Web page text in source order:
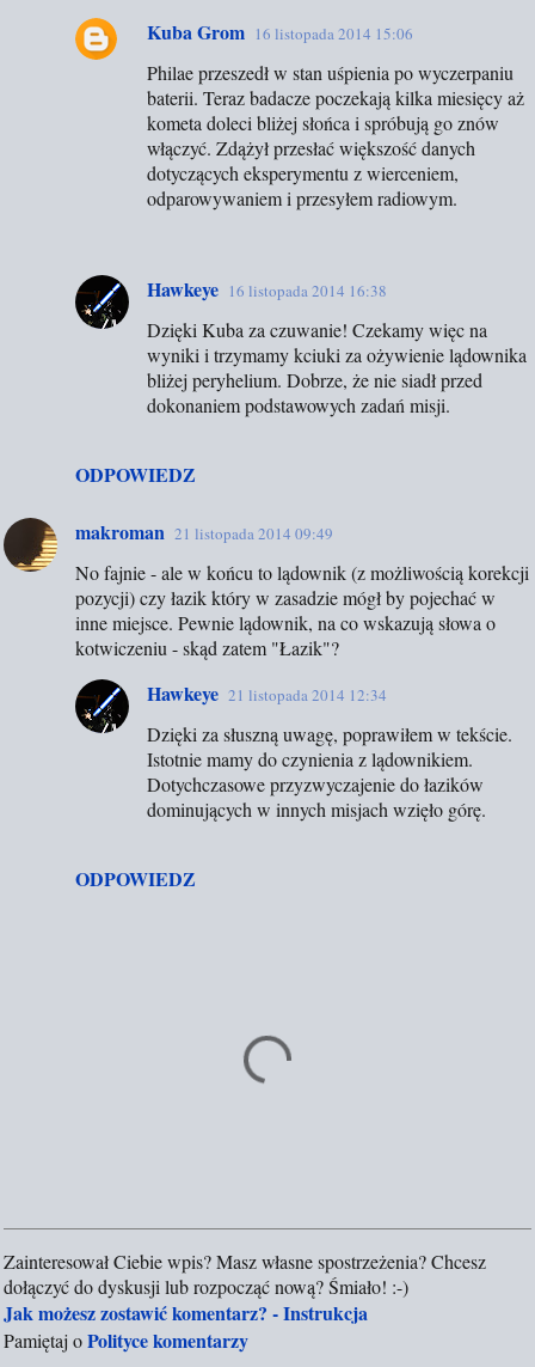
ODPOWIEDZ
Kuba Grom 16 listopada 2014 15:06
Philae przeszedł w stan uśpienia po wyczerpaniu
baterii. Teraz badacze poczekają kilka miesięcy aż
kometa doleci bliżej słońca i spróbują go znów
włączyć. Zdążył przesłać większość danych
dotyczących eksperymentu z wierceniem,
odparowywaniem i przesyłem radiowym.
Hawkeye 16 listopada 2014 16:38
Dzięki Kuba za czuwanie! Czekamy więc na
wyniki i trzymamy kciuki za ożywienie lądownika
bliżej peryhelium. Dobrze, że nie siadł przed
dokonaniem podstawowych zadań misji.
makroman 21 listopada 2014 09:49
No fajnie - ale w końcu to lądownik (z możliwością korekcji
pozycji) czy łazik który w zasadzie mógł by pojechać w
inne miejsce. Pewnie lądownik, na co wskazują słowa o
kotwiczeniu - skąd zatem "Łazik"?
ODPOWIEDZ
Hawkeye 21 listopada 2014 12:34
Dzięki za słuszną uwagę, poprawiłem w tekście.
Istotnie mamy do czynienia z lądownikiem.
Dotychczasowe przyzwyczajenie do łazików
dominujących w innych misjach wzięło górę.
P
r
z
e
Zainteresował Ciebie wpis? Masz własne spostrzeżenia? Chcesz
dołączyć do dyskusji lub rozpocząć nową? Śmiało! :-)
Jak możesz zostawić komentarz? - Instrukcja
Pamiętaj oPolityce komentarzy